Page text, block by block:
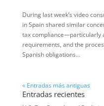
During last week’s video
in Spain shared similar
tax compliance—particularly
requirements, and the
Spanish obligations...
« Entradas más antiguas
Entradas recientes